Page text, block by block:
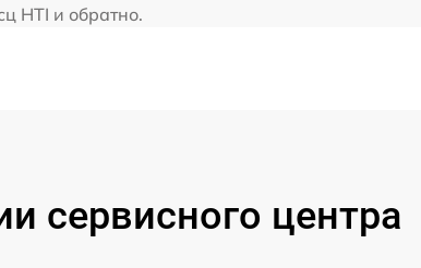
HTI и обратно.
сервисного центра